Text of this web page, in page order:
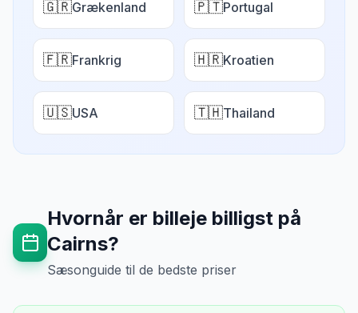
🇬🇷Grækenland 🇵🇹Portugal
🇫🇷Frankrig 🇭🇷Kroatien
🇺🇸USA 🇹🇭Thailand
Hvornår er billeje billigst på
Cairns?
Sæsonguide til de bedste priser